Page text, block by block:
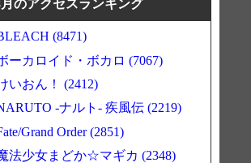
のアクセスランキング
(8471)
ーカロイド・ボカロ (7067)
いおん！ (2412)
-ナルト- 疾風伝 (2219)
Grand Order (2851)
法少女まどか☆マギカ (2348)